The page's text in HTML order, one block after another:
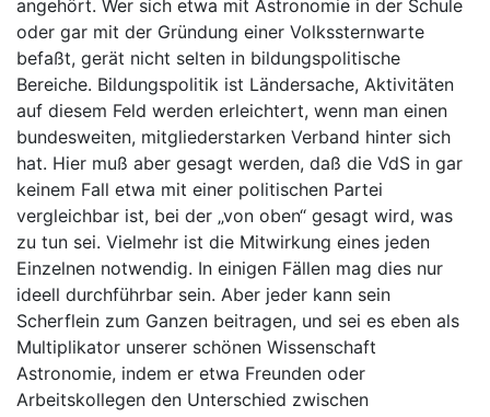
angehört. Wer sich etwa mit Astronomie in der Schule
oder gar mit der Gründung einer Volkssternwarte
befaßt, gerät nicht selten in bildungspolitische
Bereiche. Bildungspolitik ist Ländersache, Aktivitäten
auf diesem Feld werden erleichtert, wenn man einen
bundesweiten, mitgliederstarken Verband hinter sich
hat. Hier muß aber gesagt werden, daß die VdS in gar
keinem Fall etwa mit einer politischen Partei
vergleichbar ist, bei der „von oben“ gesagt wird, was
zu tun sei. Vielmehr ist die Mitwirkung eines jeden
Einzelnen notwendig. In einigen Fällen mag dies nur
ideell durchführbar sein. Aber jeder kann sein
Scherflein zum Ganzen beitragen, und sei es eben als
Multiplikator unserer schönen Wissenschaft
Astronomie, indem er etwa Freunden oder
Arbeitskollegen den Unterschied zwischen